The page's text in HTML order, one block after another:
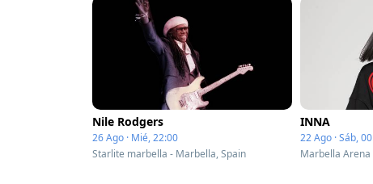
Nile Rodgers
26 Ago · Mié, 22:00
Starlite marbella - Marbella, Spain
INNA
22 Ago · Sáb,
Marbella